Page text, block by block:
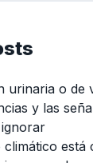
urinaria o de
y las
climático está